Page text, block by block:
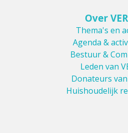
Over
Thema's en
Agenda &
Bestuur &
Leden van
Donateurs van
Huishoudelijk